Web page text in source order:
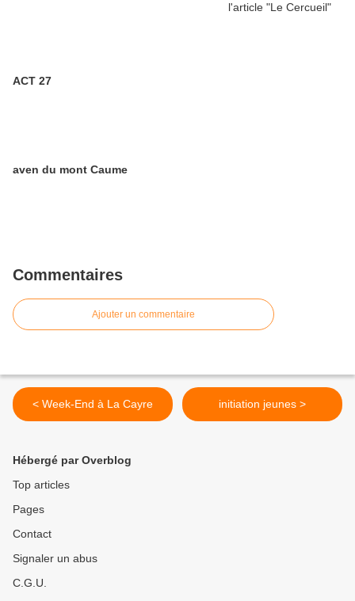
ACT 27
aven du mont Caume
Commentaires
Ajouter un commentaire
< Week-End à La Cayre initiation jeunes >
Hébergé par Overblog
Top articles
Pages
Contact
Signaler un abus
C.G.U.